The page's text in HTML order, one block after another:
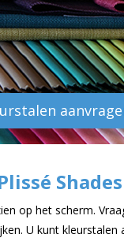
Shades
op het scherm.
U kunt kleurstalen